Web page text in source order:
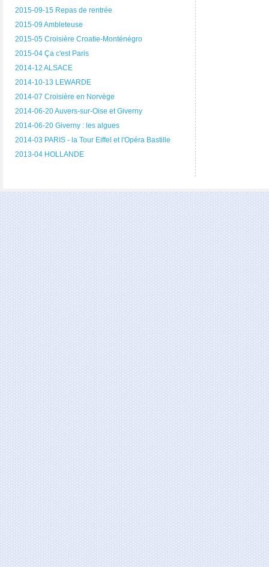
2015-09-15 Repas de rentrée
2015-09 Ambleteuse
2015-05 Croisière Croatie-Monténégro
2015-04 Ça c'est Paris
2014-12 ALSACE
2014-10-13 LEWARDE
2014-07 Croisière en Norvège
2014-06-20 Auvers-sur-Oise et Giverny
2014-06-20 Giverny : les algues
2014-03 PARIS - la Tour Eiffel et l'Opéra Bastille
2013-04 HOLLANDE